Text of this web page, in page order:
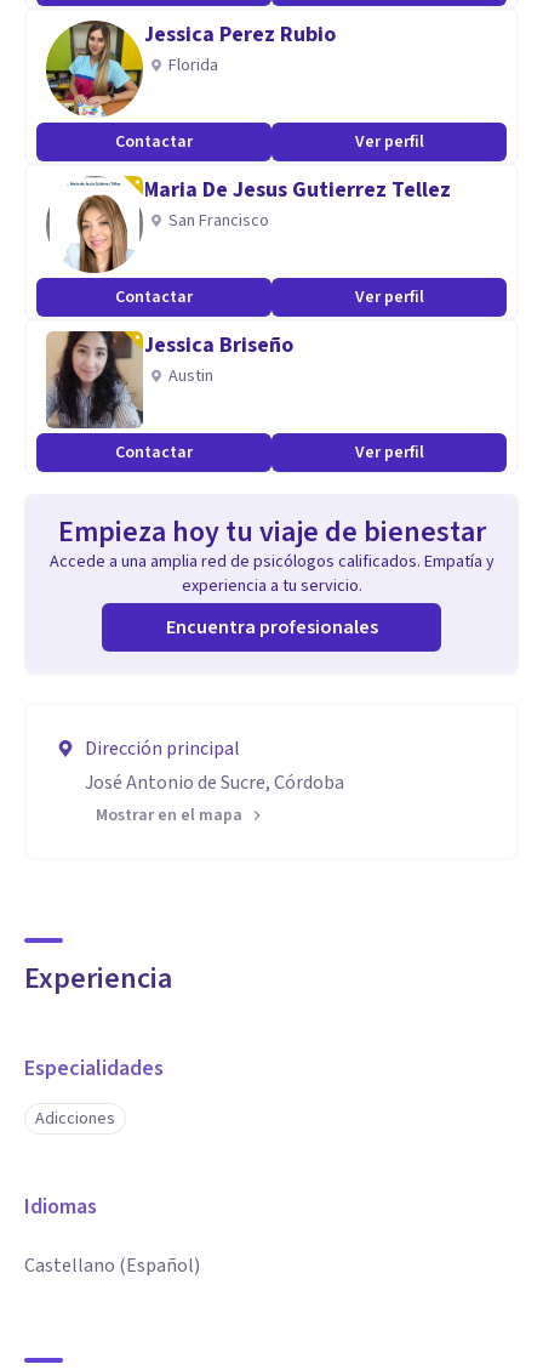
Jessica Perez Rubio
Florida
Contactar Ver perfil
Maria De Jesus Gutierrez Tellez
San Francisco
Contactar Ver perfil
Jessica Briseño
Austin
Contactar Ver perfil
Empieza hoy tu viaje de bienestar
Accede a una amplia red de psicólogos calificados. Empatía y
experiencia a tu servicio.
Encuentra profesionales
Dirección principal
José Antonio de Sucre, Córdoba
Mostrar en el mapa
Experiencia
Especialidades
Adicciones
Idiomas
Castellano (Español)